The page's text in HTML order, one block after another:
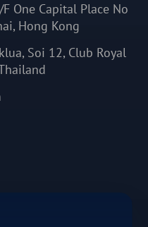
One Capital Place No
Hong Kong
Soi 12, Club Royal